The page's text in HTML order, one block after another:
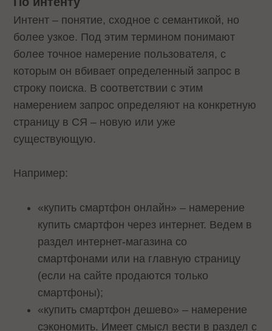
Интент – понятие, сходное с семантикой, но
более узкое. Под этим термином понимают
более точное намерение пользователя, с
которым он вбивает определенный запрос в
строку поиска. В соответствии с этим
намерением запрос определяют на конкретную
страницу в СЯ – новую или уже
существующую.
Например:
«купить смартфон онлайн» – намерение
купить смартфон через интернет. Ведем в
раздел интернет-магазина со
смартфонами или на главную страницу
(если на сайте продаются только
смартфоны);
«купить смартфон дешево» – намерение
сэкономить. Имеет смысл вести в раздел с